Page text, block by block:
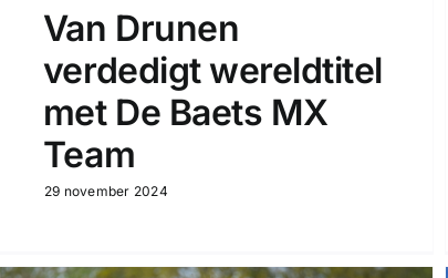
Van Drunen
verdedigt wereldtitel
met De Baets MX
Team
29 november 2024